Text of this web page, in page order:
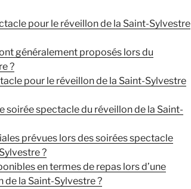
pour le réveillon de la Saint-Sylvestre
généralement proposés lors du
?
pour le réveillon de la Saint-Sylvestre
soirée spectacle du réveillon de la Saint-
prévues lors des soirées spectacle
?
en termes de repas lors d’une
la Saint-Sylvestre ?